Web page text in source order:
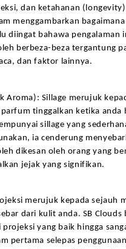
dan ketahanan
menggambarkan
diingat bahawa pengalaman
berbeza-beza tergantung
dan faktor lainnya.
Aroma): Sillage merujuk
tinggalkan ketika anda
sillage yang
ia cenderung
dikesan oleh orang yang
jejak yang signifikan.
merujuk kepada sejauh
dari kulit anda. SB Clouds
projeksi yang baik hingga
pertama selepas